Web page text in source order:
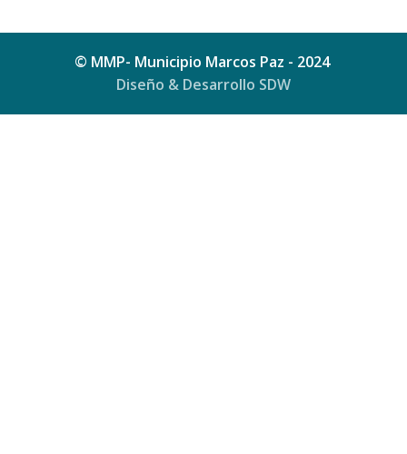
© MMP- Municipio Marcos Paz - 2024
Diseño & Desarrollo SDW